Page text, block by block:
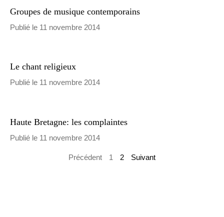
Groupes de musique contemporains
Publié le 11 novembre 2014
Le chant religieux
Publié le 11 novembre 2014
Haute Bretagne: les complaintes
Publié le 11 novembre 2014
Précédent 1 2 Suivant